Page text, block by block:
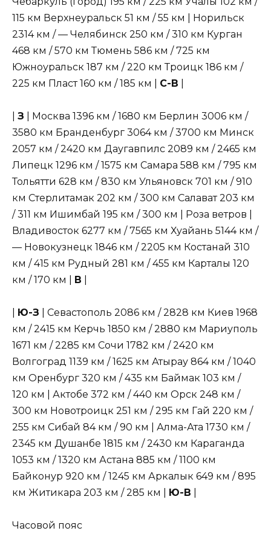
115 км Верхнеуральск 51 км / 55 км | Норильск
2314 км / — Челябинск 250 км / 310 км Курган
468 км / 570 км Тюмень 586 км / 725 км
Южноуральск 187 км / 220 км Троицк 186 км /
225 км Пласт 160 км / 185 км | С-В
З | Москва 1396 км / 1680 км Берлин 3006 км /
3580 км Бранденбург 3064 км / 3700 км Минск
2057 км / 2420 км Даугавпилс 2089 км / 2465 км
Липецк 1296 км / 1575 км Самара 588 км / 795 км
Тольятти 628 км / 830 км Ульяновск 701 км / 910
км Стерлитамак 202 км / 300 км Салават 203 км
/ 311 км Ишимбай 195 км / 300 км | Роза ветров |
Владивосток 6277 км / 7565 км Хуайань 5144 км /
— Новокузнецк 1846 км / 2205 км Костанай 310
км / 415 км Рудный 281 км / 455 км Карталы 120
км / 170 км | В
Ю-З | Севастополь 2086 км / 2828 км Киев 1968
км / 2415 км Керчь 1850 км / 2880 км Мариуполь
1671 км / 2285 км Сочи 1782 км / 2420 км
Волгоград 1139 км / 1625 км Атырау 864 км / 1040
км Оренбург 320 км / 435 км Баймак 103 км /
120 км | Актобе 372 км / 440 км Орск 248 км /
300 км Новотроицк 251 км / 295 км Гай 220 км /
255 км Сибай 84 км / 90 км | Алма-Ата 1730 км /
2345 км Душанбе 1815 км / 2430 км Караганда
1053 км / 1320 км Астана 885 км / 1100 км
Байконур 920 км / 1245 км Аркалык 649 км / 895
км Житикара 203 км / 285 км | Ю-В
Часовой пояс